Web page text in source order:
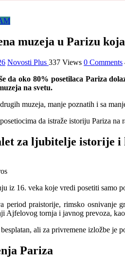
muzeja u Parizu
Novosti Plus 337 Views 0 Comments
da oko 80% posetilaca Pariza
na svetu.
muzeja, manje poznatih i sa
da istraže istoriju Pariza na
za ljubitelje istorije
iz 16. veka koje vredi posetiti samo
period praistorije, rimsko osnivanje
Ajfelovog tornja i javnog prevoza,
ali za privremene izložbe
Pariza